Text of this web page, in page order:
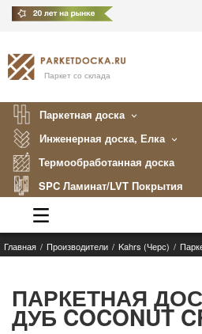
Паркет со склада
Паркетная доска
Инженерная доска, Елка
Термообработанная доска
SPC Ламинат/LVT Покрытия
Каталог
Укладка
Главная Производители Kahrs (Черс)
ПАРКЕТНАЯ
ДУБ COCONUT